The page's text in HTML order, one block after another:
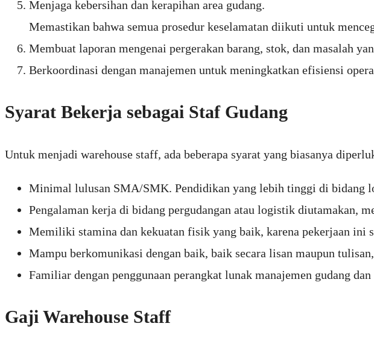
Menjaga kebersihan dan kerapihan area gudang.
Memastikan bahwa semua prosedur keselamatan diikuti untuk
Membuat laporan mengenai pergerakan barang, stok, dan masalah
Berkoordinasi dengan manajemen untuk meningkatkan efisiensi
Syarat Bekerja sebagai Staf Gudang
Untuk menjadi warehouse staff, ada beberapa syarat yang biasanya
Minimal lulusan SMA/SMK. Pendidikan yang lebih tinggi di bidang
Pengalaman kerja di bidang pergudangan atau logistik diutamakan,
Memiliki stamina dan kekuatan fisik yang baik, karena pekerjaan ini
Mampu berkomunikasi dengan baik, baik secara lisan maupun
Familiar dengan penggunaan perangkat lunak manajemen gudang
Gaji Warehouse Staff